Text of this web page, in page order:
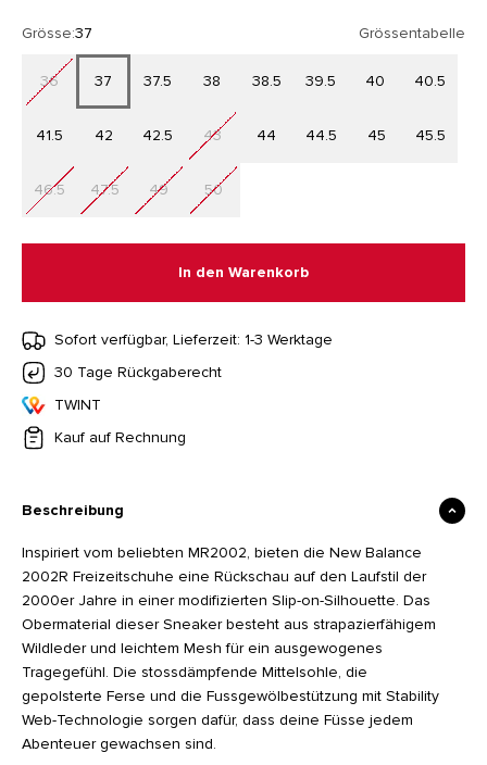
Grösse:37 Grössentabelle
36 37 37.5 38 38.5 39.5 40 40.5
41.5 42 42.5 43 44 44.5 45 45.5
46.5 47.5 49 50
In den Warenkorb
Sofort verfügbar, Lieferzeit: 1-3 Werktage
30 Tage Rückgaberecht
TWINT
Kauf auf Rechnung
Beschreibung
Inspiriert vom beliebten MR2002, bieten die New Balance
2002R Freizeitschuhe eine Rückschau auf den Laufstil der
2000er Jahre in einer modifizierten Slip-on-Silhouette. Das
Obermaterial dieser Sneaker besteht aus strapazierfähigem
Wildleder und leichtem Mesh für ein ausgewogenes
Tragegefühl. Die stossdämpfende Mittelsohle, die
gepolsterte Ferse und die Fussgewölbestützung mit Stability
Web-Technologie sorgen dafür, dass deine Füsse jedem
Abenteuer gewachsen sind.